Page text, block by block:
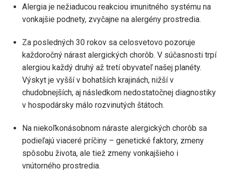
Alergia je nežiaducou reakciou imunitného systému na
vonkajšie podnety, zvyčajne na alergény prostredia.
Za posledných 30 rokov sa celosvetovo pozoruje
každoročný nárast alergických chorôb. V súčasnosti trpí
alergiou každý druhý až tretí obyvateľ našej planéty.
Výskyt je vyšší v bohatších krajinách, nižší v
chudobnejších, aj následkom nedostatočnej diagnostiky
v hospodársky málo rozvinutých štátoch.
Na niekoľkonásobnom náraste alergických chorôb sa
podieľajú viaceré príčiny – genetické faktory, zmeny
spôsobu života, ale tiež zmeny vonkajšieho i
vnútorného prostredia.